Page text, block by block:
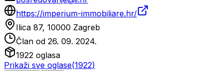
https://imperium-immobiliare.hr/
Ilica 87, 10000 Zagreb
Član od 26. 09. 2024.
1922 oglasa
Prikaži sve oglase(1922)